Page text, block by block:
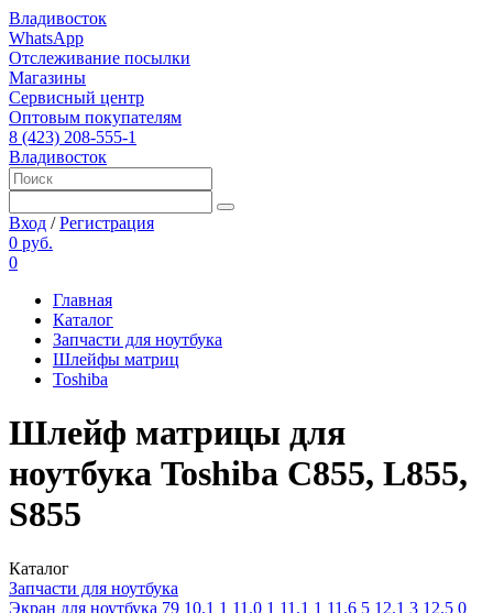
Владивосток
WhatsApp
Отслеживание посылки
Магазины
Сервисный центр
Оптовым покупателям
8 (423) 208-555-1
Владивосток
Вход /Регистрация
0 руб.
0
Главная
Каталог
Запчасти для ноутбука
Шлейфы матриц
Toshiba
Шлейф матрицы для
ноутбука Toshiba C855, L855,
S855
Каталог
Запчасти для ноутбука
Экран для ноутбука 79 10.1 1 11.0 1 11.1 1 11.6 5 12.1 3 12.5 0